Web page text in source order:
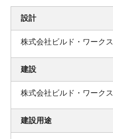
設計
株式会社ビルド・ワークス
建設
株式会社ビルド・ワークス
建設用途